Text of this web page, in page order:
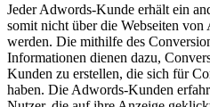
Jeder Adwords-Kunde erhält ein
somit nicht über die Webseiten
werden. Die mithilfe des
Informationen dienen dazu,
Kunden zu erstellen, die sich für
haben. Die Adwords-Kunden